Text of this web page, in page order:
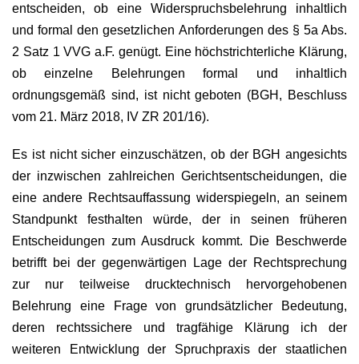
entscheiden, ob eine Widerspruchsbelehrung inhaltlich
und formal den gesetzlichen Anforderungen des § 5a Abs.
2 Satz 1 VVG a.F. genügt. Eine höchstrichterliche Klärung,
ob einzelne Belehrungen formal und inhaltlich
ordnungsgemäß sind, ist nicht geboten (BGH, Beschluss
vom 21. März 2018, IV ZR 201/16).
Es ist nicht sicher einzuschätzen, ob der BGH angesichts
der inzwischen zahlreichen Gerichtsentscheidungen, die
eine andere Rechtsauffassung widerspiegeln, an seinem
Standpunkt festhalten würde, der in seinen früheren
Entscheidungen zum Ausdruck kommt. Die Beschwerde
betrifft bei der gegenwärtigen Lage der Rechtsprechung
zur nur teilweise drucktechnisch hervorgehobenen
Belehrung eine Frage von grundsätzlicher Bedeutung,
deren rechtssichere und tragfähige Klärung ich der
weiteren Entwicklung der Spruchpraxis der staatlichen